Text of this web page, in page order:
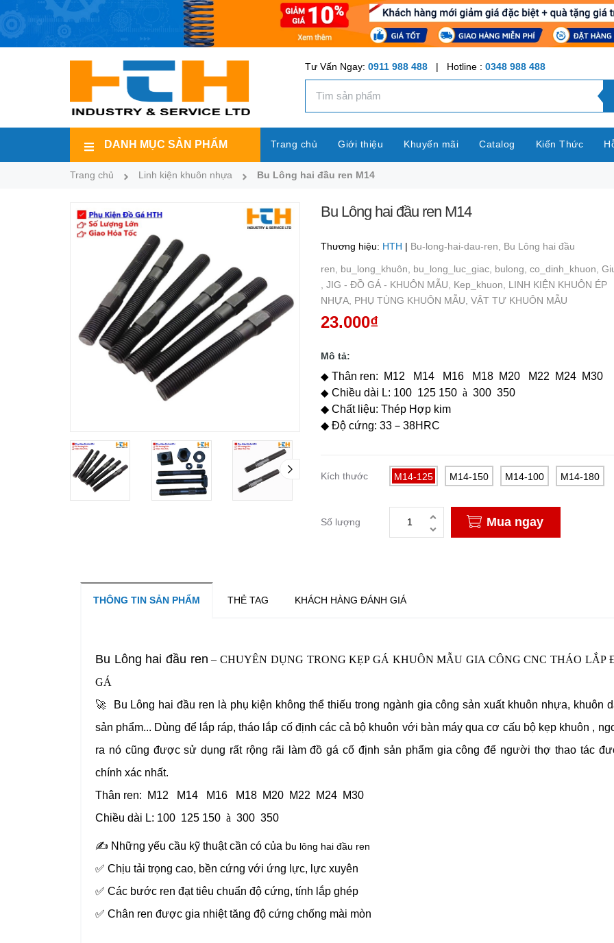
Tư Vấn Ngay: 0911 988 488 | Hotline : 0348 988 488
DANH MỤC SẢN PHẨM Trang chủ Giới thiệu Khuyến mãi Catalog Kiến Thức
Trang chủ Linh kiện khuôn nhựa Bu Lông hai đầu ren M14
Bu Lông hai đầu ren M14
Thương hiệu: HTH | Bu-long-hai-dau-ren, Bu Lông hai đầu
ren, bu_long_khuôn, bu_long_luc_giac, bulong, co_dinh_khuon,
JIG - ĐỒ GÁ - KHUÔN MẪU, Kep_khuon, LINH KIỆN KHUÔN ÉP
NHỰA, PHỤ TÙNG KHUÔN MẪU, VẬT TƯ KHUÔN MẪU
23.000₫
Mô tả:
◆ Thân ren: M12 M14 M16 M18 M20 M22 M24 M30
◆ Chiều dài L: 100 125 150 à 300 350
◆ Chất liệu: Thép Hợp kim
◆ Độ cứng: 33－38HRC
Kích thước M14-125 M14-150 M14-100 M14-180
Số lượng Mua ngay
THÔNG TIN SẢN PHẨM THẺ TAG KHÁCH HÀNG ĐÁNH GIÁ
Bu Lông hai đầu ren – CHUYÊN DỤNG TRONG KẸP GÁ KHUÔN MẪU GIA CÔNG CNC THÁO LẮP
GÁ
🚀
Bu Lông hai đầu ren là phụ kiện không thể thiếu trong ngành gia công sản xuất khuôn nhựa, khuôn
sản phẩm... Dùng để lắp ráp, tháo lắp cố định các cả bộ khuôn với bàn máy qua cơ cấu bộ kẹp khuôn ,
ra nó cũng được sử dụng rất rộng rãi làm đồ gá cố định sản phẩm gia công để người thợ thao tác
chính xác nhất.
Thân ren: M12 M14 M16 M18 M20 M22 M24 M30
Chiều dài L: 100 125 150 à 300 350
✍ Những yếu cầu kỹ thuật cần có của bu lông hai đầu ren
✅ Chịu tải trọng cao, bền cứng với ứng lực, lực xuyên
✅ Các bước ren đạt tiêu chuẩn độ cứng, tính lắp ghép
✅ Chân ren được gia nhiệt tăng độ cứng chống mài mòn